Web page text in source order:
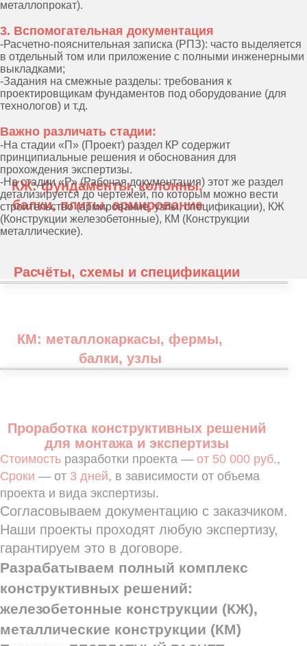
металлопрокат).
3. Вспомогательная документация
-Расчетно-пояснительная записка (РПЗ): часто выделяется
в отдельный том или приложение с полными инженерными
выкладками;
-Задания на смежные разделы: требования к
проектировщикам фундаментов под оборудование (для
технологов) и т.д.
Важно различать стадии:
-На стадии «П» (Проект) раздел КР содержит
принципиальные решения и обоснования для
прохождения экспертизы.
-На стадии «Р» (Рабочая документация) этот же раздел
детализируется до чертежей, по которым можно вести
строительство (армирование, узлы, спецификации), КЖ
(Конструкции железобетонные), КМ (Конструкции
металлические).
заказчиков приходят по
рекомендации
постоянных клиентов
проектов проходят экспертизу с
первого раза
30+
лет разрабатываем проектную
документацию
88%
200+